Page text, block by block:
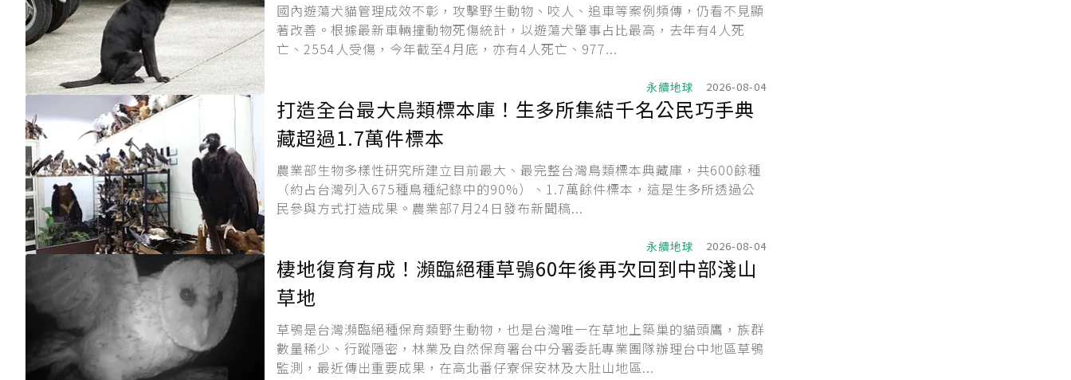
國內遊蕩犬貓管理成效不彰，攻擊野生動物、咬人、追車等案例頻傳，仍看不見顯
著改善。根據最新車輛撞動物死傷統計，以遊蕩犬肇事占比最高，去年有4人死
亡、2554人受傷，今年截至4月底，亦有4人死亡、977...
永續地球 2026-08-04
打造全台最大鳥類標本庫！生多所集結千名公民巧手典
藏超過1.7萬件標本
農業部生物多樣性研究所建立目前最大、最完整台灣鳥類標本典藏庫，共600餘種
（約占台灣列入675種鳥種紀錄中的90%）、1.7萬餘件標本，這是生多所透過公
民參與方式打造成果。農業部7月24日發布新聞稿...
永續地球 2026-08-04
棲地復育有成！瀕臨絕種草鴞60年後再次回到中部淺山
草地
草鴞是台灣瀕臨絕種保育類野生動物，也是台灣唯一在草地上築巢的貓頭鷹，族群
數量稀少、行蹤隱密，林業及自然保育署台中分署委託專業團隊辦理台中地區草鴞
監測，最近傳出重要成果，在高北番仔寮保安林及大肚山地區...